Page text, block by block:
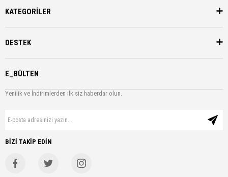
KATEGORİLER
DESTEK
E_BÜLTEN
Yenilik ve İndirimlerden ilk siz haberdar olun.
BİZİ TAKİP EDİN